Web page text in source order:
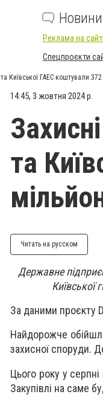
Новини
Реклама на сайті
Спецпроєкти
Київської ГАЕС коштували
14:45, 3 жовтня 2024 р.
та
Читать на русском
Державне
Київської
За даними проєкту
Найдорожче
захисної споруди.
Цього року у
Закупівлі на саме